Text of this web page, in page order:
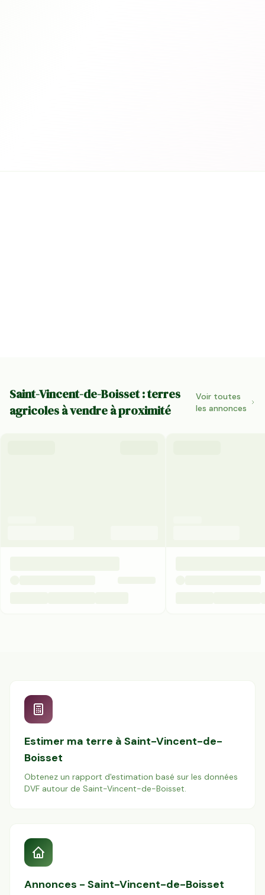
Saint-Vincent-de-Boisset : terres
agricoles à vendre à proximité
Voir toutes
les annonces
Estimer ma terre à Saint-Vincent-de-
Boisset
Obtenez un rapport d'estimation basé sur les données
DVF autour de Saint-Vincent-de-Boisset.
Annonces - Saint-Vincent-de-Boisset